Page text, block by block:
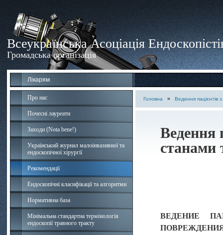
Всеукраїнська Асоціація
Громадська організація
Лікарям
Про нас
Почесні лауреати
Заходи (Nota bene!)
Український журнал малоінвазивної та
ендоскопічної хірургії
Рекомендації
Ендоскопічні класифікації та алгоритми
Нормативна база
Мінімальна стандартна термінологія
ендоскопії травного тракту
Головна » Ведення пацієнтів
Ведення
ВЕДЕНИЕ